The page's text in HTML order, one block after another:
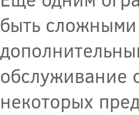
быть
обслуживание
некоторых